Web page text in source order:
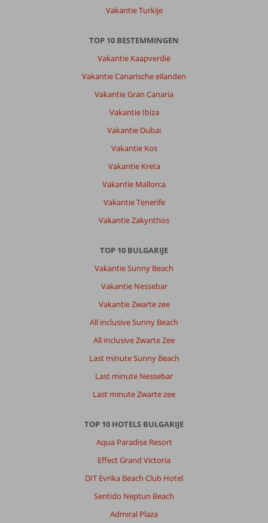
Vakantie Turkije
TOP 10 BESTEMMINGEN
Vakantie Kaapverdië
Vakantie Canarische eilanden
Vakantie Gran Canaria
Vakantie Ibiza
Vakantie Dubai
Vakantie Kos
Vakantie Kreta
Vakantie Mallorca
Vakantie Tenerife
Vakantie Zakynthos
TOP 10 BULGARIJE
Vakantie Sunny Beach
Vakantie Nessebar
Vakantie Zwarte zee
All inclusive Sunny Beach
All inclusive Zwarte Zee
Last minute Sunny Beach
Last minute Nessebar
Last minute Zwarte zee
TOP 10 HOTELS BULGARIJE
Aqua Paradise Resort
Effect Grand Victoria
DIT Evrika Beach Club Hotel
Sentido Neptun Beach
Admiral Plaza